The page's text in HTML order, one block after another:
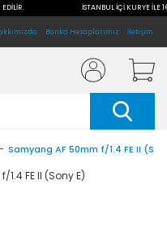
İSTANBUL İÇİ KURYE İLE
Banka Hesaplarımız İletişim
Samyang AF 50mm f/1.4 FE II